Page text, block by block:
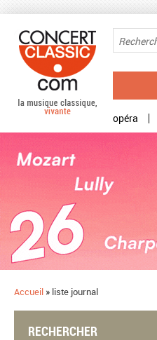
opéra
Accueil » liste journal
RECHERCHER